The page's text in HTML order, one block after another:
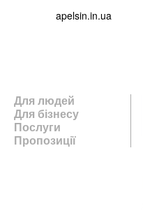
apelsin.in.ua
Для людей
Для бізнесу
Послуги
Пропозиції